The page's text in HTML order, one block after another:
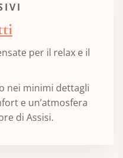
per il relax e il
nei minimi dettagli
e un’atmosfera
di Assisi.